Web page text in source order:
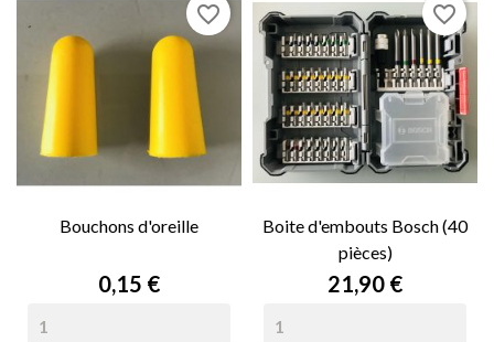
Bouchons d'oreille
Prix
0,15 €
favorite_border
Boite d'embouts Bosch (40
pièces)
Prix
21,90 €
favorite_border